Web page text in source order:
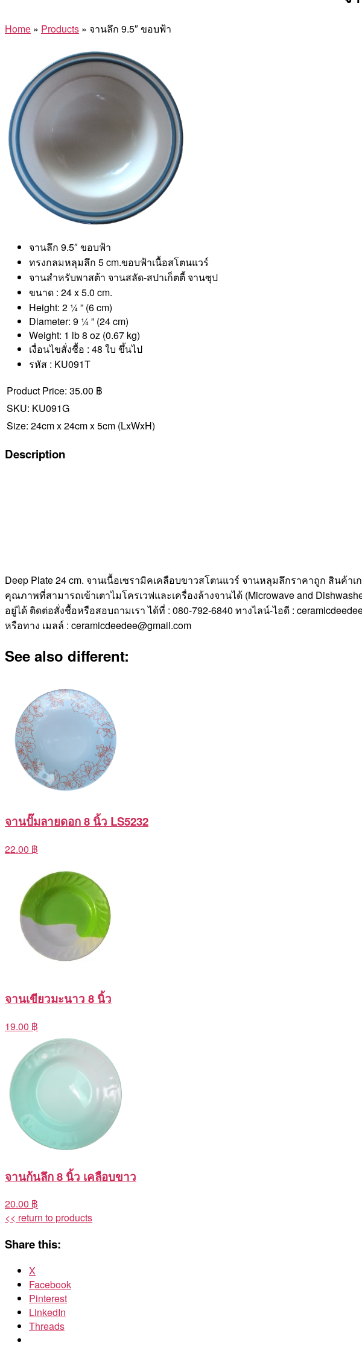
Home » Products » จานลึก 9.5″ ขอบฟ้า
จานลึก 9.5″ ขอบฟ้า
ทรงกลมหลุมลึก 5 cm.ขอบฟ้าเนื้อสโตนแวร์
จานสำหรับพาสต้า จานสลัด-สปาเก็ตตี้ จานซุป
ขนาด : 24 x 5.0 cm.
Height: 2 ¼ ” (6 cm)
Diameter: 9 ¼ ” (24 cm)
Weight: 1 lb 8 oz (0.67 kg)
เงื่อนไขสั่งชื้อ : 48 ใบ ขึ้นไป
รหัส : KU091T
Product Price: 35.00 ฿
SKU: KU091G
Size: 24cm x 24cm x 5cm (LxWxH)
Description
Deep Plate 24 cm. จานเนื้อเซรามิคเคลือบขาวสโตนแวร์ จานหลุมลึกราคาถูก สินค้
คุณภาพที่สามารถเข้าเตาไมโครเวฟและเครื่องล้างจานได้ (Microwave and
อยู่ได้ ติดต่อสั่งชื้อหรือสอบถามเรา ได้ที่ : 080-792-6840 ทางไลน์-ไอดี :
หรือทาง เมลล์ : ceramicdeedee@gmail.com
See also different:
จานปั๊มลายดอก 8 นิ้ว LS5232
22.00 ฿
จานเขียวมะนาว 8 นิ้ว
19.00 ฿
จานก้นลึก 8 นิ้ว เคลือบขาว
20.00 ฿
<< return to products
Share this:
X
Facebook
Pinterest
LinkedIn
Threads